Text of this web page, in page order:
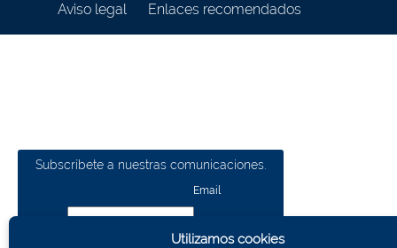
Aviso legal Enlaces recomendados
Subscríbete a nuestras comunicaciones.
Email
Utilizamos cookies